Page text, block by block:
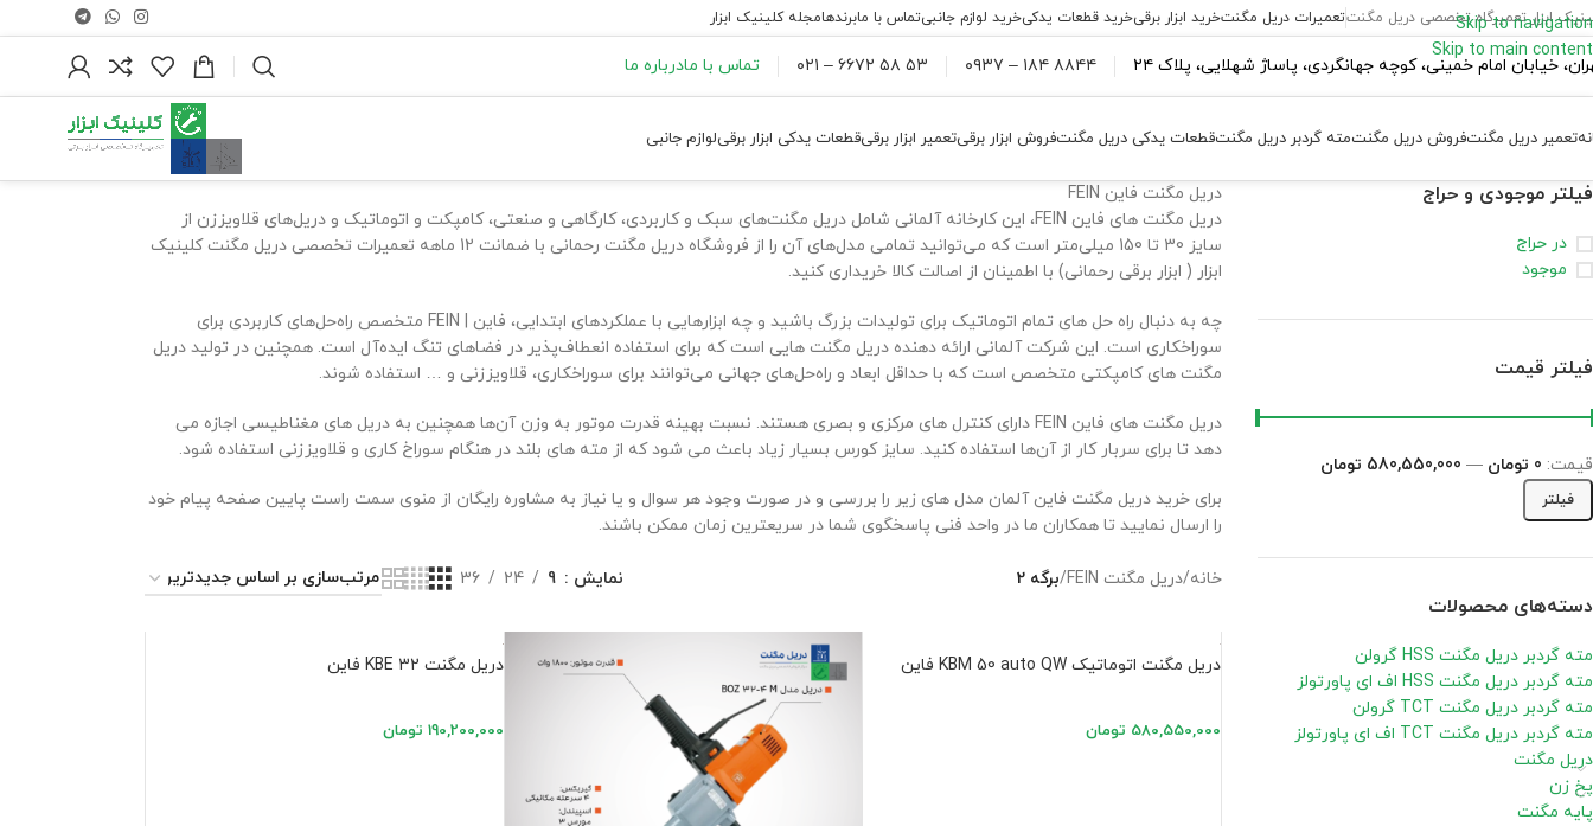
Skip to navigation
Skip to main content
ابزار تعمیرگاه تخصصی دریل مگنتتعمیرات دریل مگنتخرید ابزار برقیخرید قطعات یدکیخرید لوازم جانبیتماس با مابرندهامجله کلینیک ابزار
خیابان امام خمینی، کوچه جهانگردی، پاساژ شهلایی، پلاک ۲۴ ۸۸۴۴ ۱۸۴ – ۰۹۳۷ ۵۳ ۵۸ ۶۶۷۲ – ۰۲۱ تماس با مادرباره ما
تعمیر دریل مگنتفروش دریل مگنتمته گردبر دریل مگنتقطعات یدکی دریل مگنتفروش ابزار برقیتعمیر ابزار برقیقطعات یدکی ابزار برقیلوازم جانبی
فیلتر موجودی و حراج
در حراج
موجود
فیلتر قیمت
فیلتر
قیمت: 0 تومان — 580,550,000 تومان
دسته‌های محصولات
مته گردبر دریل مگنت HSS گرولن
مته گردبر دریل مگنت HSS اف ای پاورتولز
مته گردبر دریل مگنت TCT گرولن
مته گردبر دریل مگنت TCT اف ای پاورتولز
دریل مگنت
پخ زن
پایه مگنت
دریل مگنت فاین FEIN
دریل مگنت های فاین FEIN، این کارخانه آلمانی شامل دریل مگنت‌های سبک و کاربردی، کارگاهی و صنعتی، کامپکت و اتوماتیک و دریل‌های قلاویززن از
سایز 30 تا 150 میلی‌متر است که می‌توانید تمامی مدل‌های آن را از فروشگاه دریل مگنت رحمانی با ضمانت 12 ماهه تعمیرات تخصصی دریل مگنت کلینیک
ابزار ( ابزار برقی رحمانی) با اطمینان از اصالت کالا خریداری کنید.
چه به دنبال راه حل های تمام اتوماتیک برای تولیدات بزرگ باشید و چه ابزارهایی با عملکردهای ابتدایی، فاین | FEIN متخصص راه‌حل‌های کاربردی برای
سوراخکاری است. این شرکت آلمانی ارائه دهنده دریل مگنت هایی است که برای استفاده انعطاف‌پذیر در فضاهای تنگ ایده‌آل است. همچنین در تولید دریل
مگنت های کامپکتی متخصص است که با حداقل ابعاد و راه‌حل‌های جهانی می‌توانند برای سوراخکاری، قلاویززنی و … استفاده شوند.
دریل مگنت های فاین FEIN دارای کنترل های مرکزی و بصری هستند. نسبت بهینه قدرت موتور به وزن آن‌ها همچنین به دریل های مغناطیسی اجازه می
دهد تا برای سربار کار از آن‌ها استفاده کنید. سایز کورس بسیار زیاد باعث می شود که از مته های بلند در هنگام سوراخ کاری و قلاویززنی استفاده شود.
برای خرید دریل مگنت فاین آلمان مدل های زیر را بررسی و در صورت وجود هر سوال و یا نیاز به مشاوره رایگان از منوی سمت راست پایین صفحه پیام خود
را ارسال نمایید تا همکاران ما در واحد فنی پاسخگوی شما در سریعترین زمان ممکن باشند.
خانه/دریل مگنت FEIN /برگه 2 نمایش 9
24
36
دریل مگنت اتوماتیک KBM 50 auto QW فاین
580,550,000 تومان
دریل مگنت KBE 32 فاین
190,200,000 تومان